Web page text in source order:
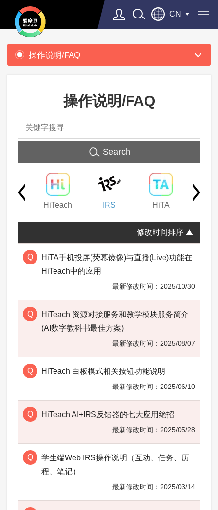
CN
支
操作说明/FAQ
操作说明/FAQ
Search
HiTeach IRS HiTA
修改时间排序
HiTA手机投屏(荧幕镜像)与直播(Live)功能在
HiTeach中的应用
2025/10/30
HiTeach 资源对接服务和教学模块服务简介
(AI数字教科书最佳方案)
2025/08/07
HiTeach 白板模式相关按钮功能说明
2025/06/10
HiTeach AI+IRS反馈器的七大应用绝招
2025/05/28
学生端Web IRS操作说明（互动、任务、历
程、笔记）
2025/03/14